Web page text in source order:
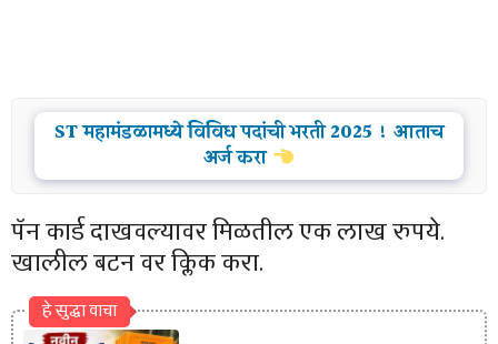
ST महामंडळामध्ये विविध पदांची भरती 2025 ! आताच
अर्ज करा
पॅन कार्ड दाखवल्यावर मिळतील एक लाख रुपये.
खालील बटन वर क्लिक करा.
हे सुद्धा वाचा